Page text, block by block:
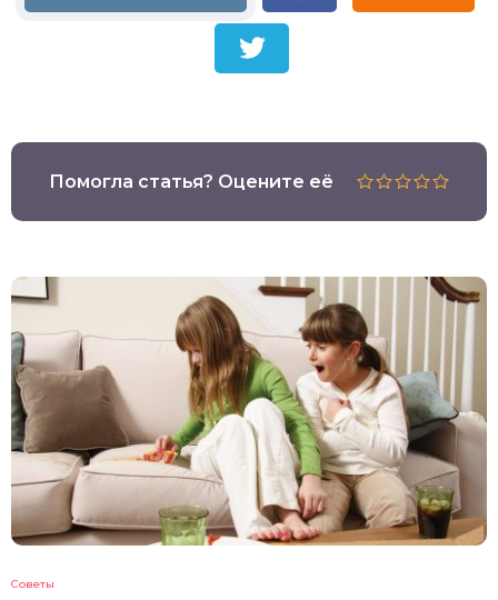
Помогла статья? Оцените её
Советы